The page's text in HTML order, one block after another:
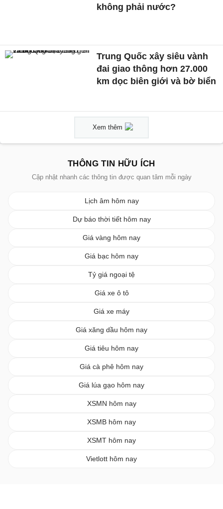
không phải nước?
Trung Quốc xây siêu vành
đai giao thông hơn 27.000
km dọc biên giới và bờ biển
Xem thêm
THÔNG TIN HỮU ÍCH
Cập nhật nhanh các thông tin được quan tâm mỗi ngày
Lịch âm hôm nay
Dự báo thời tiết hôm nay
Giá vàng hôm nay
Giá bạc hôm nay
Tỷ giá ngoại tệ
Giá xe ô tô
Giá xe máy
Giá xăng dầu hôm nay
Giá tiêu hôm nay
Giá cà phê hôm nay
Giá lúa gạo hôm nay
XSMN hôm nay
XSMB hôm nay
XSMT hôm nay
Vietlott hôm nay